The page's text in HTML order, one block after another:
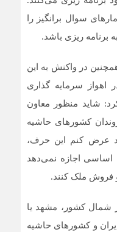
سوال برانگیز را
برنامه ریزی باشد.
در واکنش به این
سرمایه گذاری
شاید منظور معاون
کشور‌های حاشیه
عرض کنم این حرف،
اساسی اجازه نمی‌دهد
و فروش ملک کنند.
شمال کشور، مشهد یا
و کشور‌های حاشیه